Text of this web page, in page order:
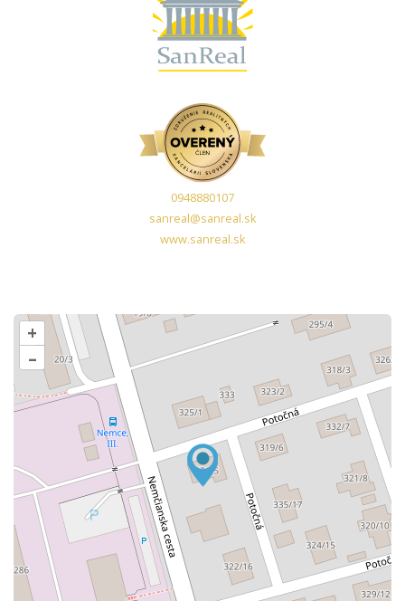
0948880107
sanreal@sanreal.sk
www.sanreal.sk
+
–